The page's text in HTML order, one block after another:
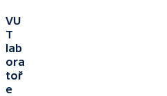
VU
T
lab
ora
toř
e